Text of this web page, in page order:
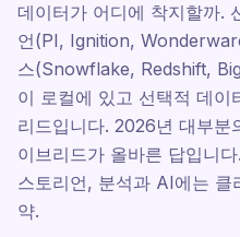
데이터가 어디에 착지할까.
언(PI, Ignition,
스(Snowflake, Redshift,
이 로컬에 있고 선택적 데이
리드입니다. 2026년 대부분
이브리드가 올바른 답입니
스토리언, 분석과 AI에는 클
약.